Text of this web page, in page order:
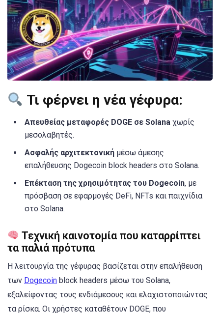
Τι φέρνει η νέα γέφυρα:
Απευθείας μεταφορές DOGE σε Solana χωρίς
μεσολαβητές.
Ασφαλής αρχιτεκτονική μέσω άμεσης
επαλήθευσης Dogecoin block headers στο Solana.
Επέκταση της χρησιμότητας του Dogecoin, με
πρόσβαση σε εφαρμογές DeFi, NFTs και παιχνίδια
στο Solana.
Τεχνική καινοτομία που καταρρίπτει
τα παλιά πρότυπα
Η λειτουργία της γέφυρας βασίζεται στην επαλήθευση
των Dogecoin block headers μέσω του Solana,
εξαλείφοντας τους ενδιάμεσους και ελαχιστοποιώντας
τα ρίσκα. Οι χρήστες καταθέτουν DOGE, που